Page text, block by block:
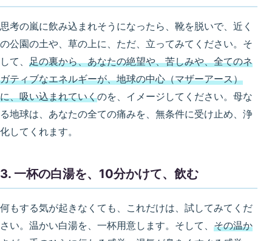
思考の嵐に飲み込まれそうになったら、靴を脱いで、近く
の公園の土や、草の上に、ただ、立ってみてください。そ
して、 足の裏から、あなたの絶望や、苦しみや、全てのネ
ガティブなエネルギーが、地球の中心（マザーアース）
に、吸い込まれていくのを、イメージしてください。母な
る地球は、あなたの全ての痛みを、無条件に受け止め、浄
化してくれます。
3. 一杯の白湯を、10分かけて、飲む
何もする気が起きなくても、これだけは、試してみてくだ
さい。温かい白湯を、一杯用意します。そして、 その温か